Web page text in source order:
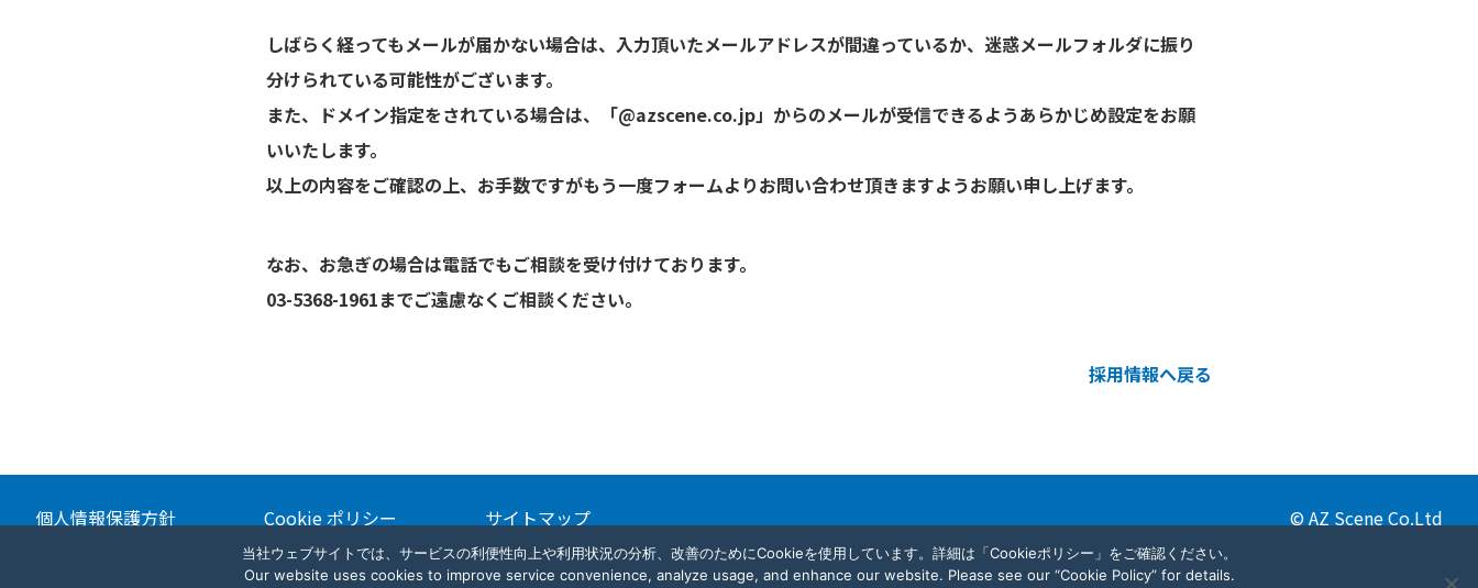
しばらく経ってもメールが届かない場合は、入力頂いたメールアドレスが間違っているか、迷惑メールフォルダに振り
分けられている可能性がございます。
また、ドメイン指定をされている場合は、「@azscene.co.jp」からのメールが受信できるようあらかじめ設定をお願
いいたします。
以上の内容をご確認の上、お手数ですがもう一度フォームよりお問い合わせ頂きますようお願い申し上げます。
なお、お急ぎの場合は電話でもご相談を受け付けております。
03-5368-1961までご遠慮なくご相談ください。
採用情報へ戻る
個人情報保護方針 Cookie ポリシー サイトマップ © AZ Scene Co.Ltd
当社ウェブサイトでは、サービスの利便性向上や利用状況の分析、改善のためにCookieを使用しています。詳細は「Cookieポリシー」をご確認ください。
Our website uses cookies to improve service convenience, analyze usage, and enhance our website. Please see our “Cookie Policy” for details.